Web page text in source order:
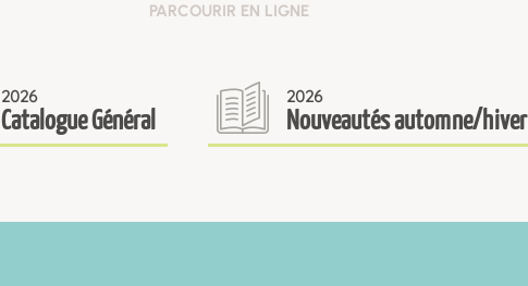
PARCOURIR EN LIGNE
2026
Catalogue Général
2026
Nouveautés automne/hiver